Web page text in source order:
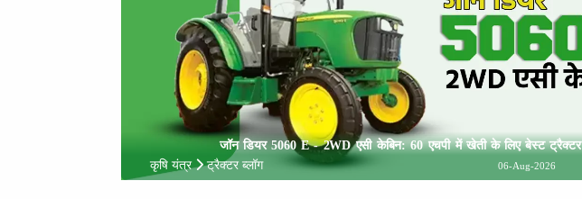
जॉन डियर 5060 E - 2WD एसी केबिन: 60 एचपी में खेती के लिए बेस्ट ट्रैक्टर
कृषि यंत्र
ट्रैक्टर ब्लॉग 06-Aug-2026